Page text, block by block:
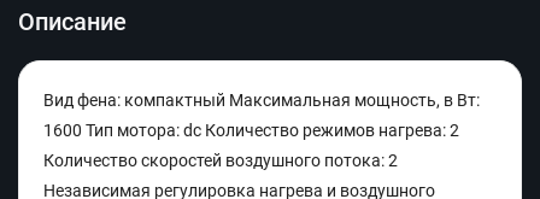
Описание
Вид фена: компактный Максимальная мощность, в Вт:
1600 Тип мотора: dc Количество режимов нагрева: 2
Количество скоростей воздушного потока: 2
Независимая регулировка нагрева и воздушного